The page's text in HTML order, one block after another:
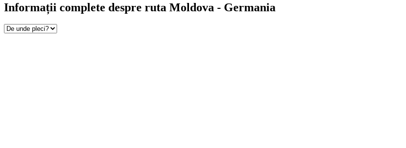
Informații complete despre ruta Moldova - Germania